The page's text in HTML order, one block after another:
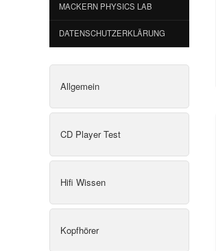
MACKERN PHYSICS LAB
DATENSCHUTZERKLÄRUNG
Allgemein
CD Player Test
Hifi Wissen
Kopfhörer